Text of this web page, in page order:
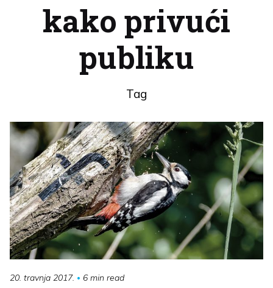
kako privući
publiku
Tag
20. travnja 2017. 6 min read